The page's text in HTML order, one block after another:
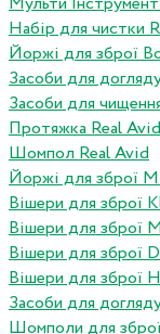
Набір для чистки
Йоржі для зброї
Засоби для
Засоби для
Протяжка Real Avid
Шомпол Real Avid
Йоржі для зброї
Вішери для зброї
Вішери для зброї
Вішери для зброї
Вішери для зброї
Засоби для
Шомполи для